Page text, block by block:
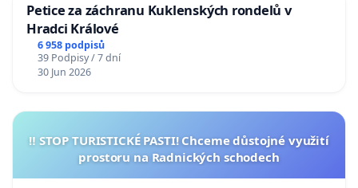
Petice za záchranu Kuklenských rondelů v
Hradci Králové
6 958 podpisů
39 Podpisy / 7 dní
30 Jun 2026
‼️ STOP TURISTICKÉ PASTI! Chceme důstojné využití
prostoru na Radnických schodech